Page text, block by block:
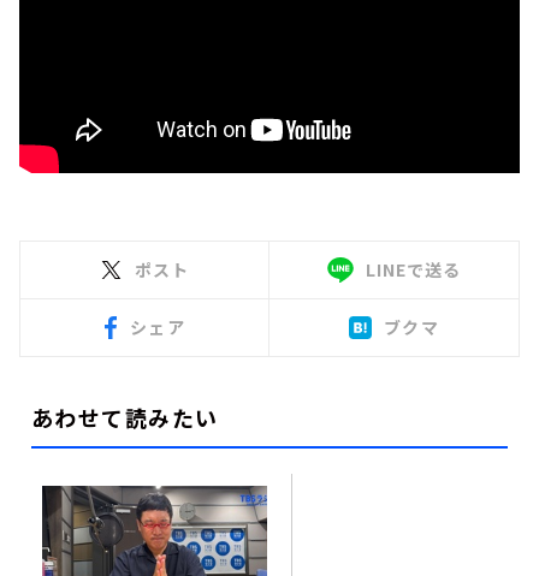
ポスト LINEで送る
シェア ブクマ
あわせて読みたい